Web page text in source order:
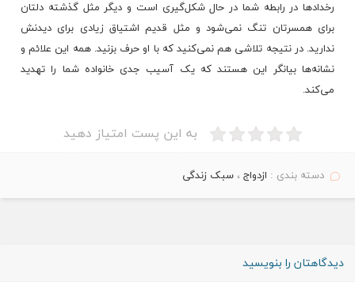
رخداد‌ها در رابطه شما در حال شکل‌گیری است و دیگر مثل گذشته دلتان
برای همسرتان تنگ نمی‌شود و مثل قدیم اشتیاق زیادی برای دیدنش
ندارید. در نتیجه تلاشی هم نمی‌کنید که با او حرف بزنید. همه این علائم و
نشانه‌ها بیانگر این هستند که یک آسیب جدی خانواده شما را تهدید
می‌کند.
به این پست امتیاز دهید
دسته بندی : ازدواج ،سبک زندگی
دیدگاهتان را بنویسید